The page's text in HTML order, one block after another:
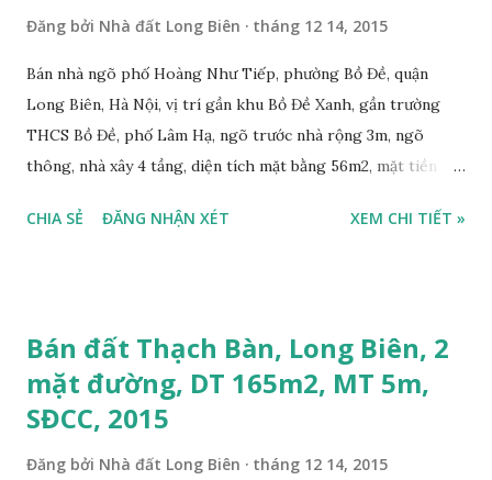
Đăng bởi Nhà đất Long Biên tháng 12 14, 2015
Bán nhà ngõ phố Hoàng Như Tiếp, phường Bồ Đề, quận
Long Biên, Hà Nội, vị trí gần khu Bồ Đề Xanh, gần trường
THCS Bồ Đề, phố Lâm Hạ, ngõ trước nhà rộng 3m, ngõ
thông, nhà xây 4 tầng, diện tích mặt bằng 56m2, mặt tiền
bếp, 3WC, 1 phòng thờ, 1 sân phơi, hướng Đông Bắc, sổ đỏ
Video Phố Hoàng Như Tiếp, Bồ Đề, Long Biên 2015:
CHIA SẺ ĐĂNG NHẬN XÉT XEM CHI TIẾT »
Bán đất Thạch Bàn, Long Biên, 2
mặt đường, DT 165m2, MT 5m,
SĐCC, 2015
Đăng bởi Nhà đất Long Biên tháng 12 14, 2015